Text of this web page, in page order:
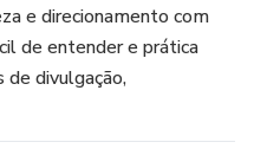
e direcionamento com
de entender e prática
de divulgação,